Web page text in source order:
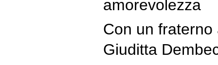
amorevolezza
Con un fraterno
Giuditta